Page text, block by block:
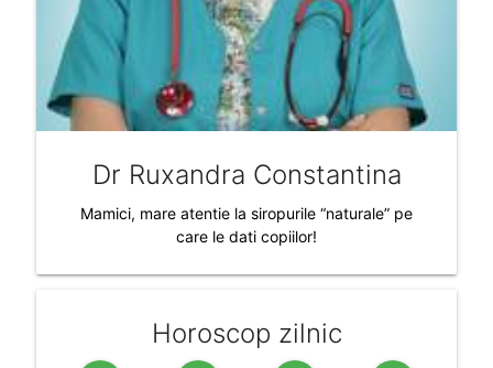
Dr Ruxandra Constantina
Mamici, mare atentie la siropurile “naturale” pe
care le dati copiilor!
Horoscop zilnic